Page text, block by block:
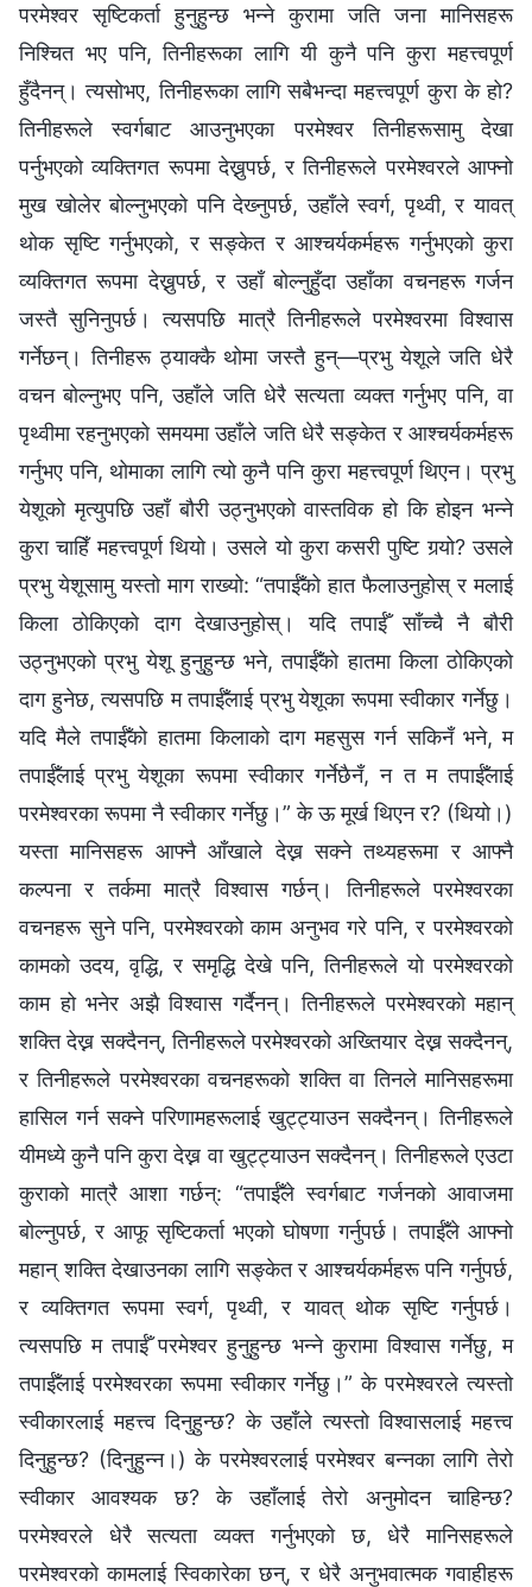
परमेश्‍वर सृष्टिकर्ता हुनुहुन्छ भन्ने कुरामा जति जना मानिसहरू
निश्चित भए पनि, तिनीहरूका लागि यी कुनै पनि कुरा महत्त्वपूर्ण
हुँदैनन्। त्यसोभए, तिनीहरूका लागि सबैभन्दा महत्त्वपूर्ण कुरा के हो?
तिनीहरूले स्वर्गबाट आउनुभएका परमेश्‍वर तिनीहरूसामु देखा
पर्नुभएको व्यक्तिगत रूपमा देख्नुपर्छ, र तिनीहरूले परमेश्‍वरले आफ्नो
मुख खोलेर बोल्नुभएको पनि देख्‍नुपर्छ, उहाँले स्वर्ग, पृथ्वी, र यावत्
थोक सृष्टि गर्नुभएको, र सङ्केत र आश्चर्यकर्महरू गर्नुभएको कुरा
व्यक्तिगत रूपमा देख्नुपर्छ, र उहाँ बोल्नुहुँदा उहाँका वचनहरू गर्जन
जस्तै सुनिनुपर्छ। त्यसपछि मात्रै तिनीहरूले परमेश्‍वरमा विश्‍वास
गर्नेछन्। तिनीहरू ठ्याक्कै थोमा जस्तै हुन्—प्रभु येशूले जति धेरै
वचन बोल्नुभए पनि, उहाँले जति धेरै सत्यता व्यक्त गर्नुभए पनि, वा
पृथ्वीमा रहनुभएको समयमा उहाँले जति धेरै सङ्केत र आश्चर्यकर्महरू
गर्नुभए पनि, थोमाका लागि त्यो कुनै पनि कुरा महत्त्वपूर्ण थिएन। प्रभु
येशूको मृत्युपछि उहाँ बौरी उठ्नुभएको वास्तविक हो कि होइन भन्ने
कुरा चाहिँ महत्त्वपूर्ण थियो। उसले यो कुरा कसरी पुष्टि गर्‍यो? उसले
प्रभु येशूसामु यस्तो माग राख्यो: “तपाईँको हात फैलाउनुहोस् र मलाई
किला ठोकिएको दाग देखाउनुहोस्। यदि तपाईँ साँच्चै नै बौरी
उठ्नुभएको प्रभु येशू हुनुहुन्छ भने, तपाईँको हातमा किला ठोकिएको
दाग हुनेछ, त्यसपछि म तपाईँलाई प्रभु येशूका रूपमा स्वीकार गर्नेछु।
यदि मैले तपाईँको हातमा किलाको दाग महसुस गर्न सकिनँ भने, म
तपाईँलाई प्रभु येशूका रूपमा स्वीकार गर्नेछैनँ, न त म तपाईँलाई
परमेश्‍वरका रूपमा नै स्वीकार गर्नेछु।” के ऊ मूर्ख थिएन र? (थियो।)
यस्ता मानिसहरू आफ्नै आँखाले देख्न सक्ने तथ्यहरूमा र आफ्नै
कल्पना र तर्कमा मात्रै विश्‍वास गर्छन्। तिनीहरूले परमेश्‍वरका
वचनहरू सुने पनि, परमेश्‍वरको काम अनुभव गरे पनि, र परमेश्‍वरको
कामको उदय, वृद्धि, र समृद्धि देखे पनि, तिनीहरूले यो परमेश्‍वरको
काम हो भनेर अझै विश्‍वास गर्दैनन्। तिनीहरूले परमेश्‍वरको महान्
शक्ति देख्न सक्दैनन्, तिनीहरूले परमेश्‍वरको अख्तियार देख्न सक्दैनन्,
र तिनीहरूले परमेश्‍वरका वचनहरूको शक्ति वा तिनले मानिसहरूमा
हासिल गर्न सक्ने परिणामहरूलाई खुट्ट्याउन सक्दैनन्। तिनीहरूले
यीमध्ये कुनै पनि कुरा देख्न वा खुट्ट्याउन सक्दैनन्। तिनीहरूले एउटा
कुराको मात्रै आशा गर्छन्: “तपाईँले स्वर्गबाट गर्जनको आवाजमा
बोल्नुपर्छ, र आफू सृष्टिकर्ता भएको घोषणा गर्नुपर्छ। तपाईँले आफ्नो
महान् शक्ति देखाउनका लागि सङ्केत र आश्चर्यकर्महरू पनि गर्नुपर्छ,
र व्यक्तिगत रूपमा स्वर्ग, पृथ्वी, र यावत् थोक सृष्टि गर्नुपर्छ।
त्यसपछि म तपाईँ परमेश्‍वर हुनुहुन्छ भन्ने कुरामा विश्‍वास गर्नेछु, म
तपाईँलाई परमेश्‍वरका रूपमा स्वीकार गर्नेछु।” के परमेश्‍वरले त्यस्तो
स्वीकारलाई महत्त्व दिनुहुन्छ? के उहाँले त्यस्तो विश्‍वासलाई महत्त्व
दिनुहुन्छ? (दिनुहुन्‍न।) के परमेश्‍वरलाई परमेश्‍वर बन्नका लागि तेरो
स्वीकार आवश्यक छ? के उहाँलाई तेरो अनुमोदन चाहिन्छ?
परमेश्‍वरले धेरै सत्यता व्यक्त गर्नुभएको छ, धेरै मानिसहरूले
परमेश्‍वरको कामलाई स्विकारेका छन्, र धेरै अनुभवात्मक गवाहीहरू